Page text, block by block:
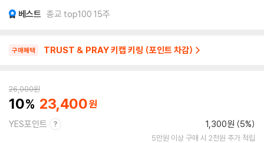
베스트 종교 top100 15주
구매혜택 TRUST & PRAY 키캡 키링 (포인트 차감)
26,000원
10 23,400
YES포인트 1,300원 (5%)
5만원 이상 구매 시 2천원 추가 적립